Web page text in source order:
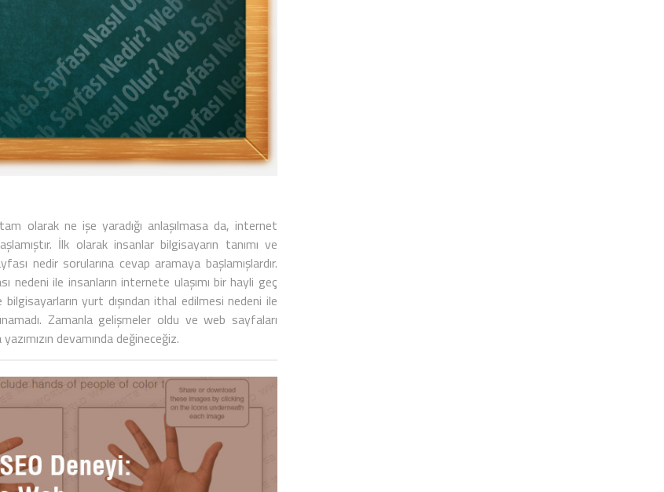
olarak ne işe yaradığı anlaşılmasa da, internet
İlk olarak insanlar bilgisayarın tanımı ve
nedir sorularına cevap aramaya başlamışlardır.
nedeni ile insanların internete ulaşımı bir hayli geç
yurt dışından ithal edilmesi nedeni ile
Zamanla gelişmeler oldu ve web sayfaları
devamında değineceğiz.